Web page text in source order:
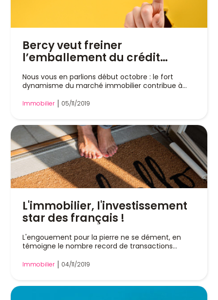
Bercy veut freiner
l’emballement du crédit
Nous vous en parlions début octobre : le fort
dynamisme du marché immobilier contribue à
Immobilier 05/11/2019
L'immobilier, l'investissement
star des français !
L'engouement pour la pierre ne se dément, en
témoigne le nombre record de transactions
Immobilier 04/11/2019